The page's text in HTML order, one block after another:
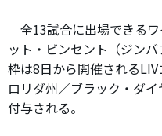
全13試合に出場できる
ット・ビンセント（ジン
枠は8日から開催される
ロリダ州／ブラック・ダ
付与される。